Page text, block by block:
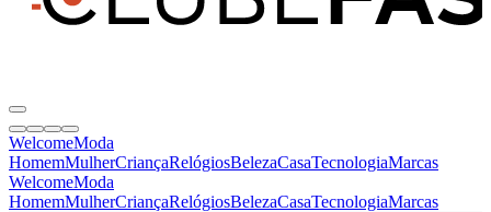
WelcomeModa
HomemMulherCriançaRelógiosBelezaCasaTecnologiaMarcas
WelcomeModa
HomemMulherCriançaRelógiosBelezaCasaTecnologiaMarcas